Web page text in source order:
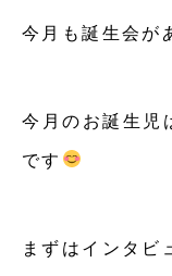
今月も誕生会が
今月のお誕生児
です
まずはインタビ